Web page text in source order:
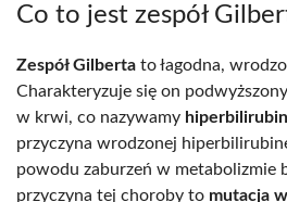
Co to jest zespół
Zespół Gilberta to łagodna,
Charakteryzuje się on
w krwi, co nazywamy
przyczyna wrodzonej
powodu zaburzeń w metabolizmie
przyczyna tej choroby to mutacja